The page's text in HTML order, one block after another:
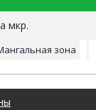
мкр.
зона